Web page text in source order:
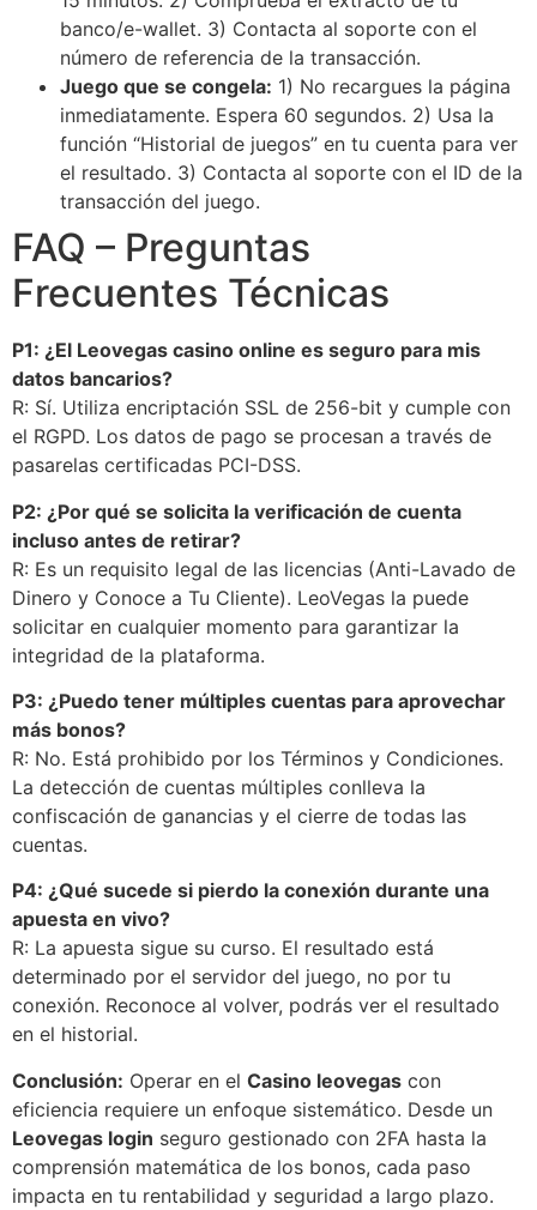
banco/e-wallet. 3) Contacta al soporte con el
número de referencia de la transacción.
Juego que se congela: 1) No recargues la página
inmediatamente. Espera 60 segundos. 2) Usa la
función “Historial de juegos” en tu cuenta para ver
el resultado. 3) Contacta al soporte con el ID de la
transacción del juego.
FAQ – Preguntas
Frecuentes Técnicas
P1: ¿El Leovegas casino online es seguro para mis
datos bancarios?
R: Sí. Utiliza encriptación SSL de 256-bit y cumple con
el RGPD. Los datos de pago se procesan a través de
pasarelas certificadas PCI-DSS.
P2: ¿Por qué se solicita la verificación de cuenta
incluso antes de retirar?
R: Es un requisito legal de las licencias (Anti-Lavado de
Dinero y Conoce a Tu Cliente). LeoVegas la puede
solicitar en cualquier momento para garantizar la
integridad de la plataforma.
P3: ¿Puedo tener múltiples cuentas para aprovechar
más bonos?
R: No. Está prohibido por los Términos y Condiciones.
La detección de cuentas múltiples conlleva la
confiscación de ganancias y el cierre de todas las
cuentas.
P4: ¿Qué sucede si pierdo la conexión durante una
apuesta en vivo?
R: La apuesta sigue su curso. El resultado está
determinado por el servidor del juego, no por tu
conexión. Reconoce al volver, podrás ver el resultado
en el historial.
Conclusión: Operar en el Casino leovegas con
eficiencia requiere un enfoque sistemático. Desde un
Leovegas login seguro gestionado con 2FA hasta la
comprensión matemática de los bonos, cada paso
impacta en tu rentabilidad y seguridad a largo plazo.